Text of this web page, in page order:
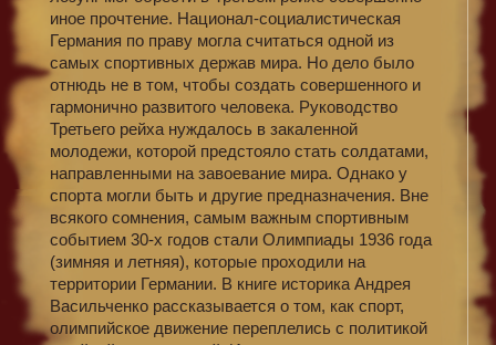
иное прочтение. Национал-социалистическая
Германия по праву могла считаться одной из
самых спортивных держав мира. Но дело было
отнюдь не в том, чтобы создать совершенного и
гармонично развитого человека. Руководство
Третьего рейха нуждалось в закаленной
молодежи, которой предстояло стать солдатами,
направленными на завоевание мира. Однако у
спорта могли быть и другие предназначения. Вне
всякого сомнения, самым важным спортивным
событием 30-х годов стали Олимпиады 1936 года
(зимняя и летняя), которые проходили на
территории Германии. В книге историка Андрея
Васильченко рассказывается о том, как спорт,
олимпийское движение переплелись с политикой